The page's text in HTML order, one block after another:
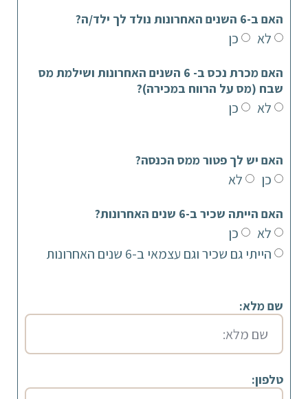
האם ב-6 השנים האחרונות נולד לך ילד/ה?
לא כן
האם מכרת נכס ב- 6 השנים האחרונות ושילמת מס
שבח (מס על הרווח במכירה)?
לא כן
האם יש לך פטור ממס הכנסה?
כן לא
האם הייתה שכיר ב-6 שנים האחרונות?
לא
כן
הייתי גם שכיר וגם עצמאי ב-6 שנים האחרונות
שם מלא:
טלפון: